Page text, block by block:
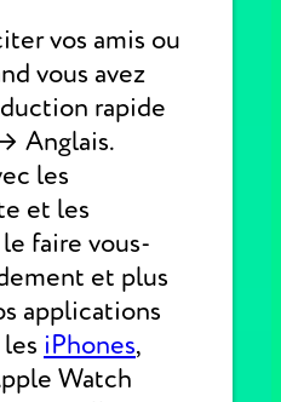
vos amis ou
vous avez
rapide
Anglais.
les
et les
faire vous-
et plus
applications
iPhones,
Watch